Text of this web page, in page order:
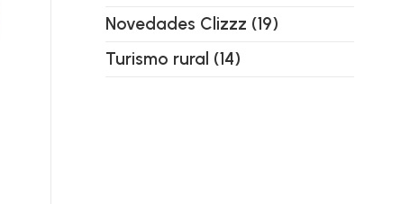
Novedades Clizzz (19)
Turismo rural (14)